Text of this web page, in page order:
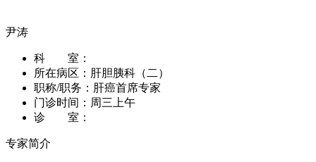
尹涛
科 室：
所在病区： 肝胆胰科（二）
职称/职务： 肝癌首席专家
门诊时间： 周三上午
诊 室：
专家简介